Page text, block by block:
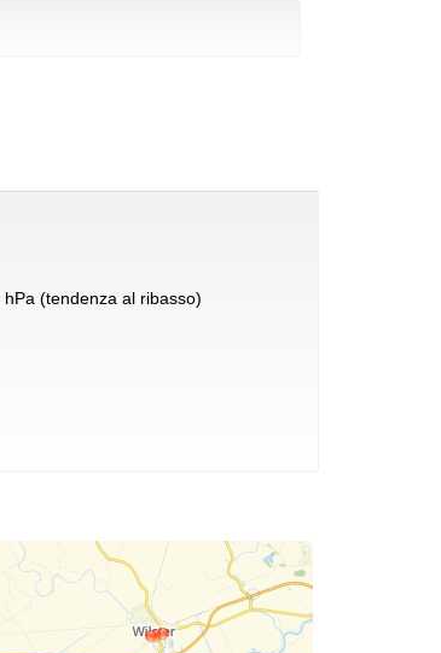
hPa (tendenza al ribasso)